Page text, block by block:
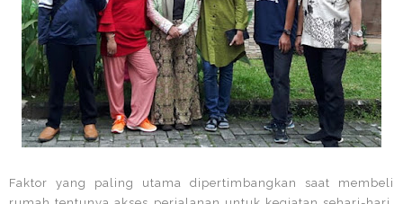
Faktor yang paling utama dipertimbangkan saat membeli